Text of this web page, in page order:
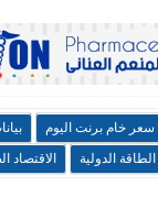
سعر خام برنت اليوم
الدولية الاقتصاد